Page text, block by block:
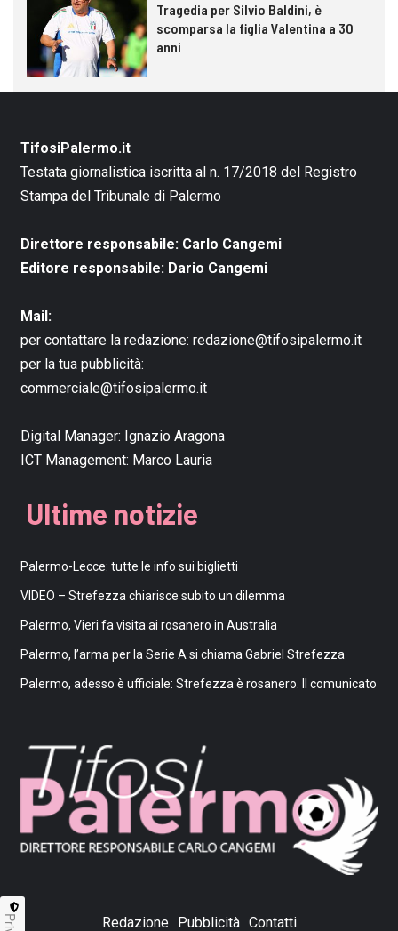
Tragedia per Silvio Baldini, è
scomparsa la figlia Valentina a 30
anni
TifosiPalermo.it
Testata giornalistica iscritta al n. 17/2018 del Registro
Stampa del Tribunale di Palermo
Direttore responsabile: Carlo Cangemi
Editore responsabile: Dario Cangemi
Mail:
per contattare la redazione: redazione@tifosipalermo.it
per la tua pubblicità:
commerciale@tifosipalermo.it
Digital Manager: Ignazio Aragona
ICT Management: Marco Lauria
Ultime notizie
Palermo-Lecce: tutte le info sui biglietti
VIDEO – Strefezza chiarisce subito un dilemma
Palermo, Vieri fa visita ai rosanero in Australia
Palermo, l’arma per la Serie A si chiama Gabriel Strefezza
Palermo, adesso è ufficiale: Strefezza è rosanero. Il comunicato
Redazione Pubblicità Contatti